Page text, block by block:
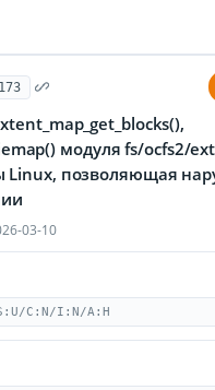
модуля fs/ocfs2/
Linux, позволяющая
03-10
C:N/I:N/A:H